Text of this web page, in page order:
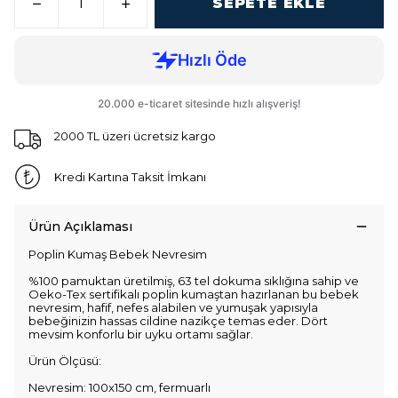
2000 TL üzeri ücretsiz kargo
Kredi Kartına Taksit İmkanı
Ürün Açıklaması
Poplin Kumaş Bebek Nevresim
%100 pamuktan üretilmiş, 63 tel dokuma sıklığına sahip ve
Oeko-Tex sertifikalı poplin kumaştan hazırlanan bu bebek
nevresim, hafif, nefes alabilen ve yumuşak yapısıyla
bebeğinizin hassas cildine nazikçe temas eder. Dört
mevsim konforlu bir uyku ortamı sağlar.
Ürün Ölçüsü:
Nevresim: 100x150 cm, fermuarlı